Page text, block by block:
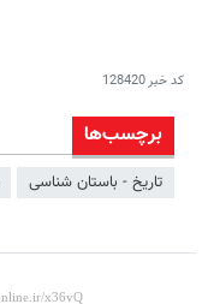
کد خبر128420
برچسب‌ها
تاریخ - باستان‌ شناسی